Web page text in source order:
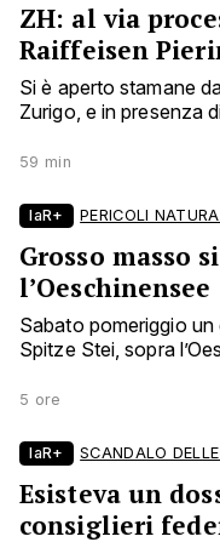
ZH: al via
Raiffeisen
Si è aperto stamane
Zurigo, e in presenza
59 min
laR+ PERICOLI
Grosso masso
l’Oeschinensee
Sabato pomeriggio
Spitze Stei, sopra
5 ore
laR+ SCANDALO
Esisteva un
consiglieri